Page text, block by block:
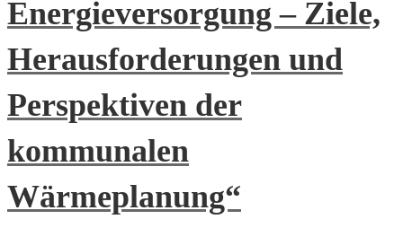
Energieversorgung – Ziele,
Herausforderungen und
Perspektiven der
kommunalen
Wärmeplanung“